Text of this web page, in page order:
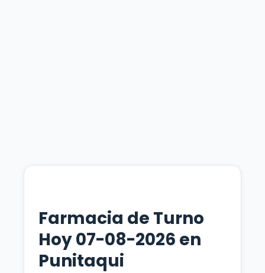
Farmacia de Turno
Hoy 07-08-2026 en
Punitaqui